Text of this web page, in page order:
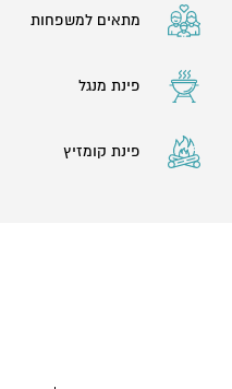
מתאים למשפחות
פינת מנגל
פינת קומזיץ